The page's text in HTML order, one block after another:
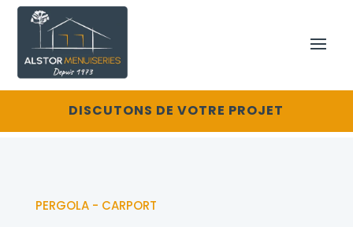
DISCUTONS DE VOTRE PROJET
PERGOLA - CARPORT